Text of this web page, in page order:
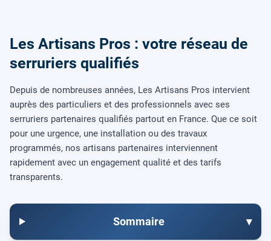
Les Artisans Pros : votre réseau de
serruriers qualifiés
Depuis de nombreuses années, Les Artisans Pros intervient
auprès des particuliers et des professionnels avec ses
serruriers partenaires qualifiés partout en France. Que ce soit
pour une urgence, une installation ou des travaux
programmés, nos artisans partenaires interviennent
rapidement avec un engagement qualité et des tarifs
transparents.
Sommaire ▾